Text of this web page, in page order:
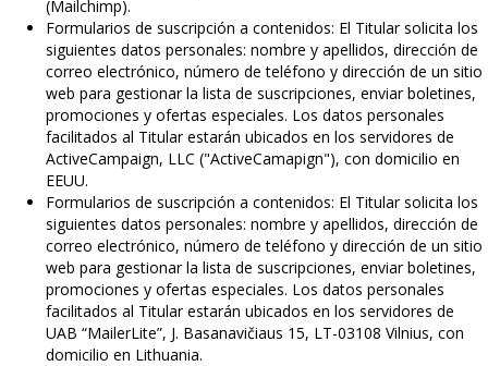
(Mailchimp).
Formularios de suscripción a contenidos: El Titular solicita los
siguientes datos personales: nombre y apellidos, dirección de
correo electrónico, número de teléfono y dirección de un sitio
web para gestionar la lista de suscripciones, enviar boletines,
promociones y ofertas especiales. Los datos personales
facilitados al Titular estarán ubicados en los servidores de
ActiveCampaign, LLC ("ActiveCamapign"), con domicilio en
EEUU.
Formularios de suscripción a contenidos: El Titular solicita los
siguientes datos personales: nombre y apellidos, dirección de
correo electrónico, número de teléfono y dirección de un sitio
web para gestionar la lista de suscripciones, enviar boletines,
promociones y ofertas especiales. Los datos personales
facilitados al Titular estarán ubicados en los servidores de
UAB “MailerLite”, J. Basanavičiaus 15, LT-03108 Vilnius, con
domicilio en Lithuania.